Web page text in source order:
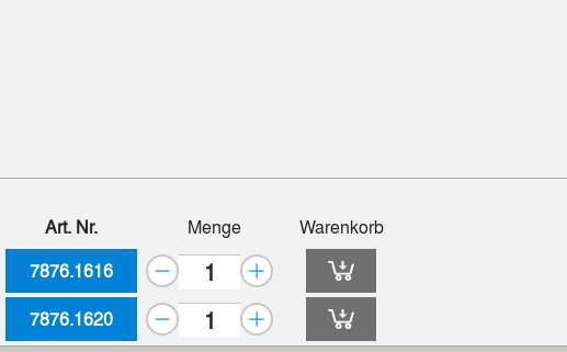
Art. Nr. Menge Warenkorb
7876.1616
7876.1620